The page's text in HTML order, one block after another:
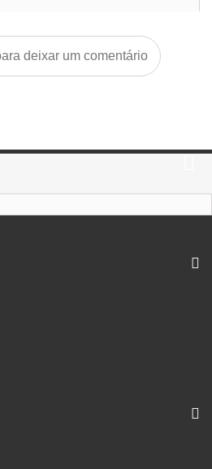
deixar um comentário